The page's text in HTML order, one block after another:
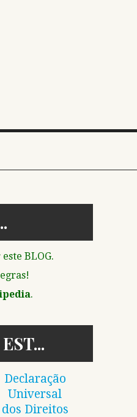
BLOG.
.
Declaração
Universal
dos Direitos